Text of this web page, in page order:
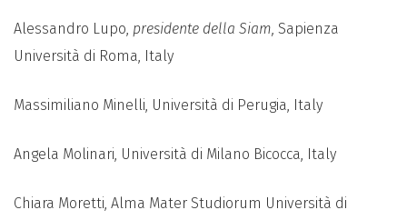
Alessandro Lupo, presidente della Siam, Sapienza
Università di Roma, Italy
Massimiliano Minelli, Università di Perugia, Italy
Angela Molinari, Università di Milano Bicocca, Italy
Chiara Moretti, Alma Mater Studiorum Università di